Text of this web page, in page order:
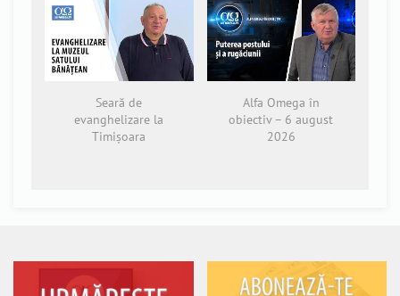
Seară de
evanghelizare la
Timișoara
Alfa Omega în
obiectiv – 6 august
2026